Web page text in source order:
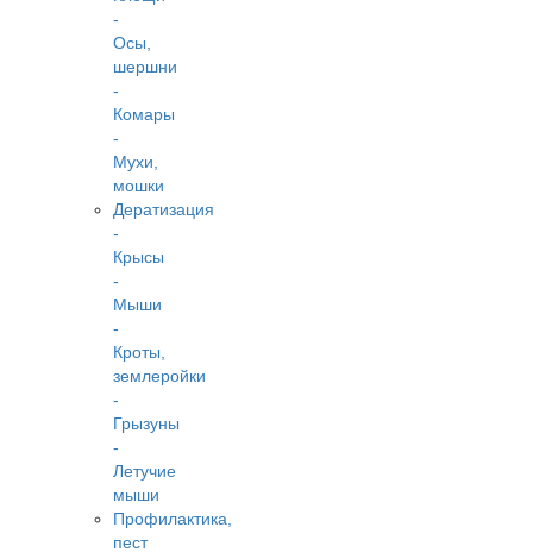
-
Осы,
шершни
-
Комары
-
Мухи,
мошки
Дератизация
-
Крысы
-
Мыши
-
Кроты,
землеройки
-
Грызуны
-
Летучие
мыши
Профилактика,
пест